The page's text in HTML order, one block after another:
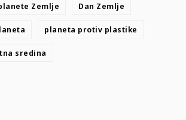
Zemlje Dan Zemlje
planeta protiv plastike
sredina